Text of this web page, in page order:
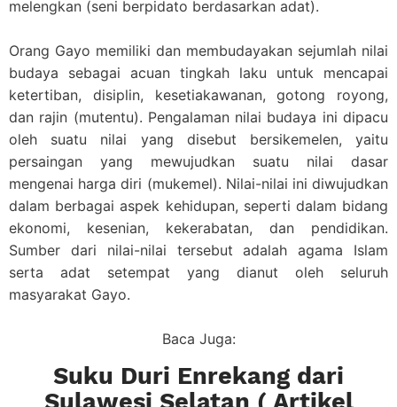
melengkan (seni berpidato berdasarkan adat).
Orang Gayo memiliki dan membudayakan sejumlah nilai
budaya sebagai acuan tingkah laku untuk mencapai
ketertiban, disiplin, kesetiakawanan, gotong royong,
dan rajin (mutentu). Pengalaman nilai budaya ini dipacu
oleh suatu nilai yang disebut bersikemelen, yaitu
persaingan yang mewujudkan suatu nilai dasar
mengenai harga diri (mukemel). Nilai-nilai ini diwujudkan
dalam berbagai aspek kehidupan, seperti dalam bidang
ekonomi, kesenian, kekerabatan, dan pendidikan.
Sumber dari nilai-nilai tersebut adalah agama Islam
serta adat setempat yang dianut oleh seluruh
masyarakat Gayo.
Baca Juga:
Suku Duri Enrekang dari